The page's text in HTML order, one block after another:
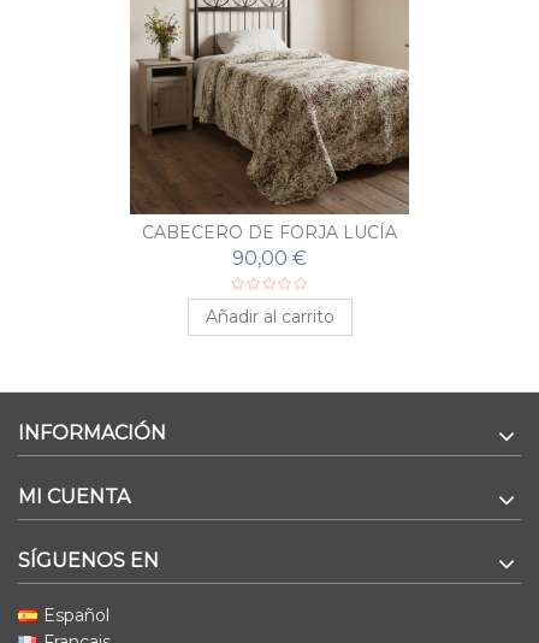
CABECERO DE FORJA LUCÍA
90,00 €
Añadir al carrito
INFORMACIÓN
MI CUENTA
SÍGUENOS EN
Español